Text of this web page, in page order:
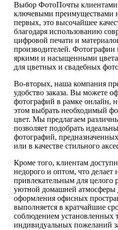
Выбор ФотоПочты клиентами
ключевыми преимуществами
первых, это высочайшее
благодаря использованию
цифровой печати и
производителей. Фотографии
яркими и насыщенными
для цветных и свадебных
Во-вторых, наша компания
удобство заказа. Вы можете
фотографий в рамке онлайн,
этом выбрать необходимый
цвет. Мы предлагаем
позволяет подобрать
фотографий,
или в качестве стильного
Кроме того, клиентам
недорого и оптом, что делает
привлекательным для целого
уютной домашней атмосферы
оформления офисных
выполняется в кратчайшие
соблюдением установленных
индивидуальных пожеланий